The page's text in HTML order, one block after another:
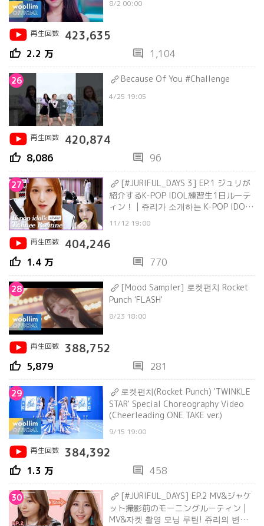
8/2 00:00
再生回数 423,635
thumb_up 2.2 万 comment 1,104
26 Because Of You #Challenge
4/25 19:05
再生回数 420,874
thumb_up 8,086 comment 96
27
[#JURIFUL_DAYS 3] EP.1 ジュリが
紹介するK-POP IDOL練習生1日ルーテ
ィン！ | 쥬리가 소개하는 K-POP IDOL
11/12 19:00
再生回数
404,246
thumb_up 1.4 万 comment 770
28
[Mood Sampler] 로켓펀치 Rocket
Punch 'FLASH'
8/23 18:00
再生回数 388,752
thumb_up 5,879 comment 281
29
로켓펀치(Rocket Punch) 'TWINKLE
STAR' Special Choreography Video
(Cheerleading ONE TAKE ver.)
9/15 19:00
再生回数
384,392
thumb_up 1.3 万 comment 458
30
[#JURIFUL_DAYS] EP.2 MV&ジャケ
ット撮影前のモーニングルーティン |
MV&자켓 촬영 모닝 루틴! 쥬리의 변신